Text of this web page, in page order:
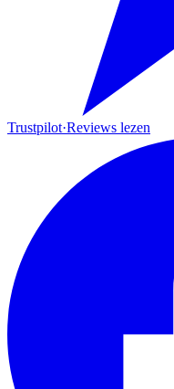
Trustpilot·Reviews lezen